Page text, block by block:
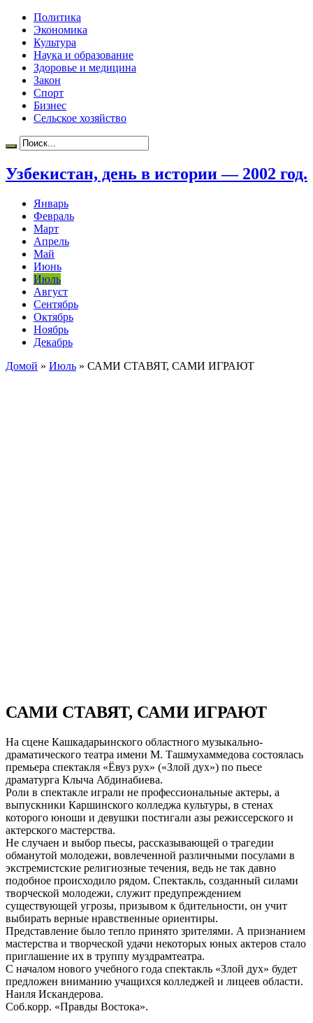
Политика
Экономика
Культура
Наука и образование
Здоровье и медицина
Закон
Спорт
Бизнес
Сельское хозяйство
Узбекистан, день в истории — 2002 год.
Январь
Февраль
Март
Апрель
Май
Июнь
Июль
Август
Сентябрь
Октябрь
Ноябрь
Декабрь
Домой » Июль » САМИ СТАВЯТ, САМИ ИГРАЮТ
САМИ СТАВЯТ, САМИ ИГРАЮТ
На сцене Кашкадарьинского областного музыкально-
драматического театра имени М. Ташмухаммедова состоялась
премьера спектакля «Ёвуз рух» («Злой дух») по пьесе
драматурга Клыча Абдинабиева.
Роли в спектакле играли не профессиональные актеры, а
выпускники Каршинского колледжа культуры, в стенах
которого юноши и девушки постигали азы режиссерского и
актерского мастерства.
Не случаен и выбор пьесы, рассказывающей о трагедии
обманутой молодежи, вовлеченной различными посулами в
экстремистские религиозные течения, ведь не так давно
подобное происходило рядом. Спектакль, созданный силами
творческой молодежи, служит предупреждением
существующей угрозы, призывом к бдительности, он учит
выбирать верные нравственные ориентиры.
Представление было тепло принято зрителями. А признанием
мастерства и творческой удачи некоторых юных актеров стало
приглашение их в труппу муздрамтеатра.
С началом нового учебного года спектакль «Злой дух» будет
предложен вниманию учащихся колледжей и лицеев области.
Наиля Искандерова.
Соб.корр. «Правды Востока».